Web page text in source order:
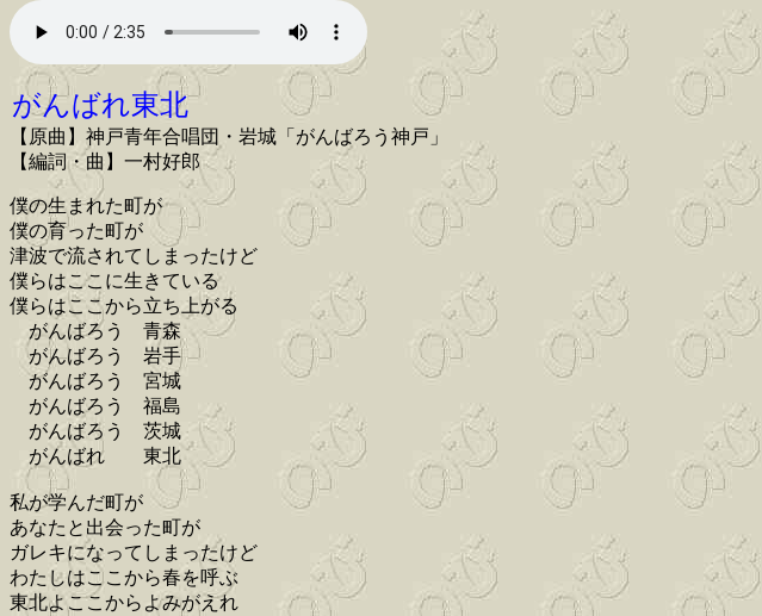
がんばれ東北
【原曲】神戸青年合唱団・岩城「がんばろう神戸」
【編詞・曲】一村好郎
僕の生まれた町が
僕の育った町が
津波で流されてしまったけど
僕らはここに生きている
僕らはここから立ち上がる
がんばろう 青森
がんばろう 岩手
がんばろう 宮城
がんばろう 福島
がんばろう 茨城
がんばれ 東北
私が学んだ町が
あなたと出会った町が
ガレキになってしまったけど
わたしはここから春を呼ぶ
東北よここからよみがえれ